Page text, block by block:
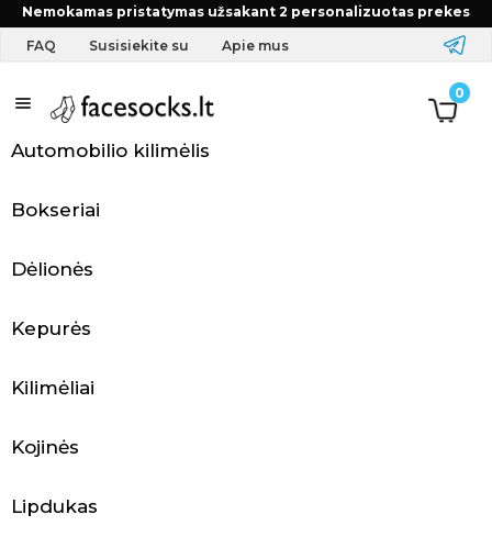
Nemokamas pristatymas užsakant 2 personalizuotas prekes
FAQ Susisiekite su Apie mus
0
Pradžia FAQ Iš kur siunčiate?
A
p
n
g
i
Antklodės
Automobilio kilimėlis
Bokseriai
Dėlionės
Kepurės
Kilimėliai
Kojinės
Lipdukas